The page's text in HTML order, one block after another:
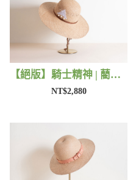
【絕版】騎士精神 | 藺子X好煩小姐
NT$2,880